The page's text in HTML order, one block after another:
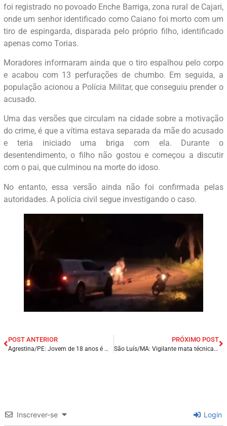
foi registrado no povoado Enche Barriga, zona rural de Cajari,
onde um senhor identificado como Caiano foi morto com um
tiro de espingarda, disparada pelo próprio filho, identificado
apenas como Torias.
Moradores informaram ainda que o tiro espalhou pelo corpo
e acabou com 13 perfurações de chumbo. Em seguida, a
população acionou a Polícia Militar, que conseguiu prender o
acusado.
Uma das versões que circulam na cidade sobre a motivação
do crime, é que a vítima estava separada da mãe do acusado
e teria iniciado uma briga com ela. Durante o
desentendimento, o filho não gostou e começou a discutir
com o pai, que culminou na morte do idoso.
No entanto, essa versão ainda não foi confirmada pelas
autoridades. A polícia civil segue investigando o caso.
POST ANTERIOR
Agrestina/PE: Jovem de 18 anos é morto com vários tiros na zona rural do município.
PRÓXIMO POST
São Luís/MA: Vigilante mata técnica de enfermagem dentro da Unidade Mista do bairro do Coroadinho.
Inscrever-se Login